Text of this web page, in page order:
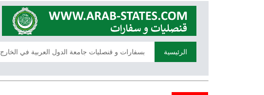
الرئيسية بسفارات و قنصليات جامعة الدول العربية في الخارج